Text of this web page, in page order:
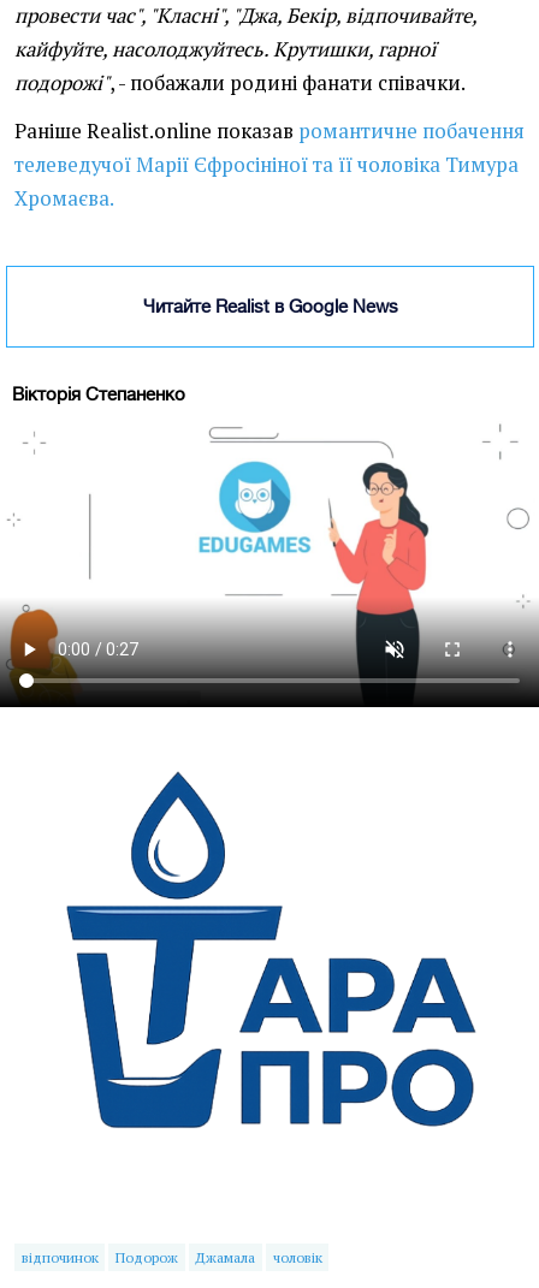
провести час", "Класні", "Джа, Бекір, відпочивайте,
кайфуйте, насолоджуйтесь. Крутишки, гарної
подорожі", - побажали родині фанати співачки.
Раніше Realist.online показав романтичне побачення
телеведучої Марії Єфросініної та її чоловіка Тимура
Хромаєва.
Читайте Realist в Google News
Вікторія Степаненко
відпочинок Подорож Джамала чоловік